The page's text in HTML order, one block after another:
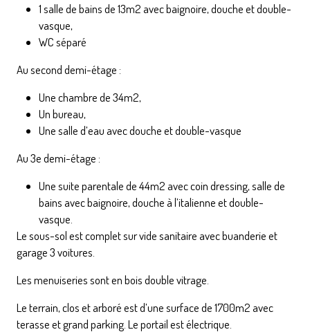
1 salle de bains de 13m2 avec baignoire, douche et double-
vasque,
WC séparé
Au second demi-étage :
Une chambre de 34m2,
Un bureau,
Une salle d’eau avec douche et double-vasque
Au 3e demi-étage :
Une suite parentale de 44m2 avec coin dressing, salle de
bains avec baignoire, douche à l’italienne et double-
vasque.
Le sous-sol est complet sur vide sanitaire avec buanderie et
garage 3 voitures.
Les menuiseries sont en bois double vitrage.
Le terrain, clos et arboré est d’une surface de 1700m2 avec
terasse et grand parking. Le portail est électrique.